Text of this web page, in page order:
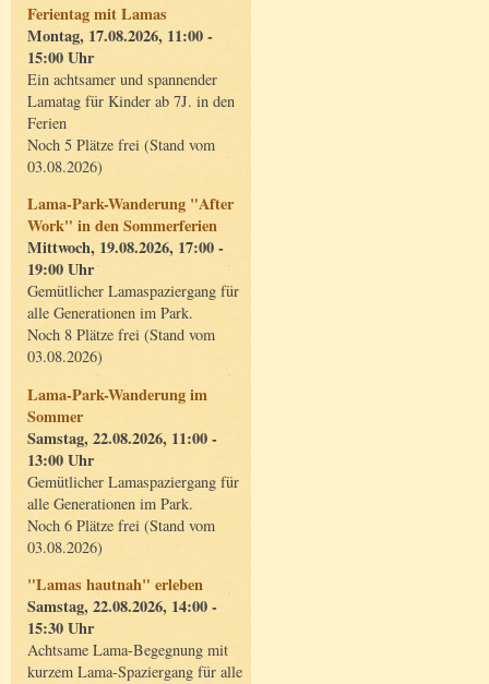
Ferientag mit Lamas
Montag, 17.08.2026, 11:00 -
15:00 Uhr
Ein achtsamer und spannender
Lamatag für Kinder ab 7J. in den
Ferien
Noch 5 Plätze frei (Stand vom
03.08.2026)
Lama-Park-Wanderung "After
Work" in den Sommerferien
Mittwoch, 19.08.2026, 17:00 -
19:00 Uhr
Gemütlicher Lamaspaziergang für
alle Generationen im Park.
Noch 8 Plätze frei (Stand vom
03.08.2026)
Lama-Park-Wanderung im
Sommer
Samstag, 22.08.2026, 11:00 -
13:00 Uhr
Gemütlicher Lamaspaziergang für
alle Generationen im Park.
Noch 6 Plätze frei (Stand vom
03.08.2026)
"Lamas hautnah" erleben
Samstag, 22.08.2026, 14:00 -
15:30 Uhr
Achtsame Lama-Begegnung mit
kurzem Lama-Spaziergang für alle